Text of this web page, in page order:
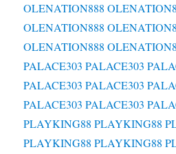
OLENATION888
OLENATION888
OLENATION888
PALACE303 PALACE303
PALACE303 PALACE303
PALACE303 PALACE303
PLAYKING88 PLAYKING88
PLAYKING88 PLAYKING88